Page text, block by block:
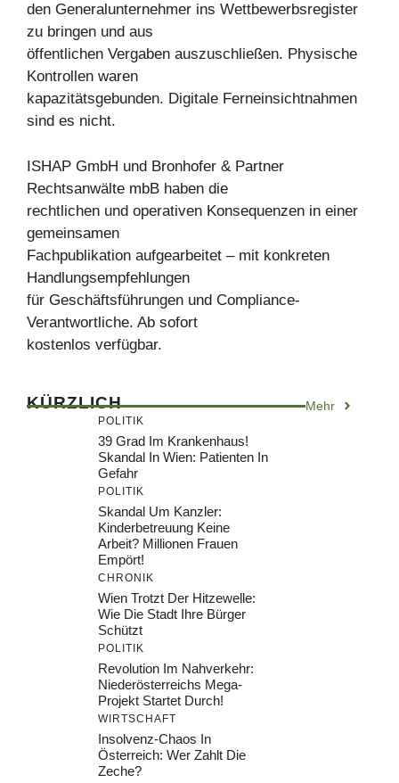
den Generalunternehmer ins Wettbewerbsregister
zu bringen und aus
öffentlichen Vergaben auszuschließen. Physische
Kontrollen waren
kapazitätsgebunden. Digitale Ferneinsichtnahmen
sind es nicht.
ISHAP GmbH und Bronhofer & Partner
Rechtsanwälte mbB haben die
rechtlichen und operativen Konsequenzen in einer
gemeinsamen
Fachpublikation aufgearbeitet – mit konkreten
Handlungsempfehlungen
für Geschäftsführungen und Compliance-
Verantwortliche. Ab sofort
kostenlos verfügbar.
KÜRZLICH Mehr
POLITIK
39 Grad Im Krankenhaus!
Skandal In Wien: Patienten In
Gefahr
POLITIK
Skandal Um Kanzler:
Kinderbetreuung Keine
Arbeit? Millionen Frauen
Empört!
CHRONIK
Wien Trotzt Der Hitzewelle:
Wie Die Stadt Ihre Bürger
Schützt
POLITIK
Revolution Im Nahverkehr:
Niederösterreichs Mega-
Projekt Startet Durch!
WIRTSCHAFT
Insolvenz-Chaos In
Österreich: Wer Zahlt Die
Zeche?